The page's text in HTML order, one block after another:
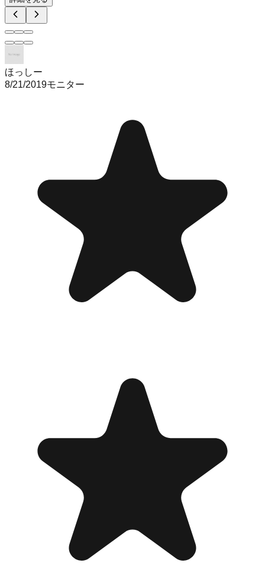
ほっしー
8/21/2019モニター